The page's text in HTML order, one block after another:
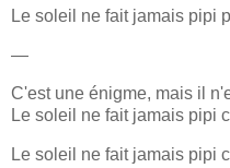
Le soleil ne fait jamais pipi
—
C'est une énigme, mais il
Le soleil ne fait jamais pipi
Le soleil ne fait jamais pipi